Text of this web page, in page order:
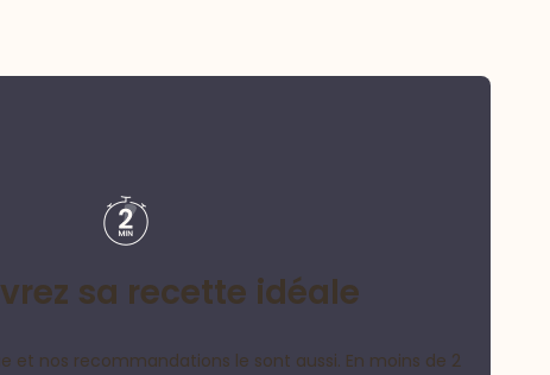
sa recette idéale
et nos recommandations le sont aussi. En moins de 2